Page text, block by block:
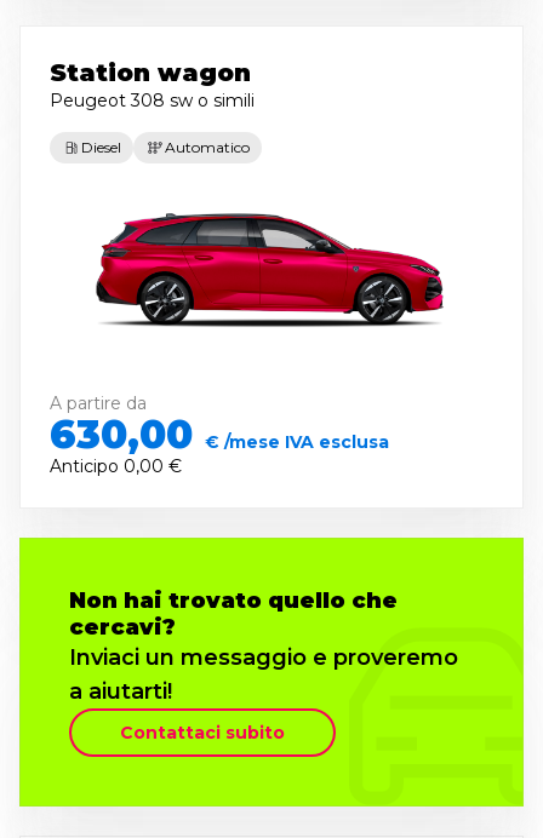
Station wagon
Peugeot 308 sw o simili
Diesel Automatico
A partire da
630,00 € /mese IVA esclusa
Anticipo 0,00 €
Non hai trovato quello che
cercavi?
Inviaci un messaggio e proveremo
a aiutarti!
Contattaci subito